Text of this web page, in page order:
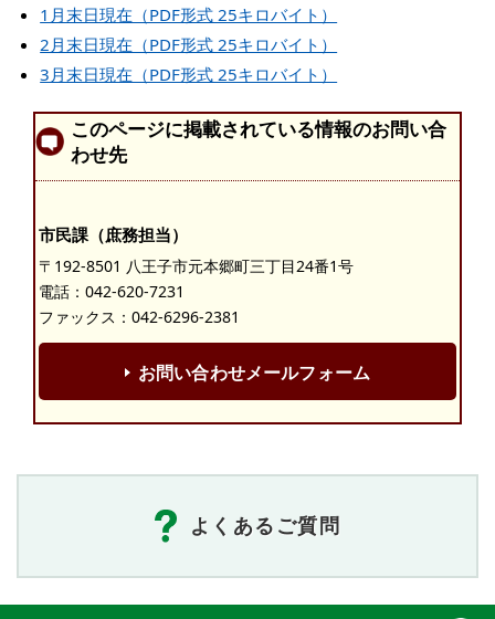
1月末日現在（PDF形式 25キロバイト）
2月末日現在（PDF形式 25キロバイト）
3月末日現在（PDF形式 25キロバイト）
このページに掲載されている情報のお問い合
わせ先
市民課（庶務担当）
〒192-8501 八王子市元本郷町三丁目24番1号
電話： 042-620-7231
ファックス：042-6296-2381
お問い合わせメールフォーム
よくあるご質問